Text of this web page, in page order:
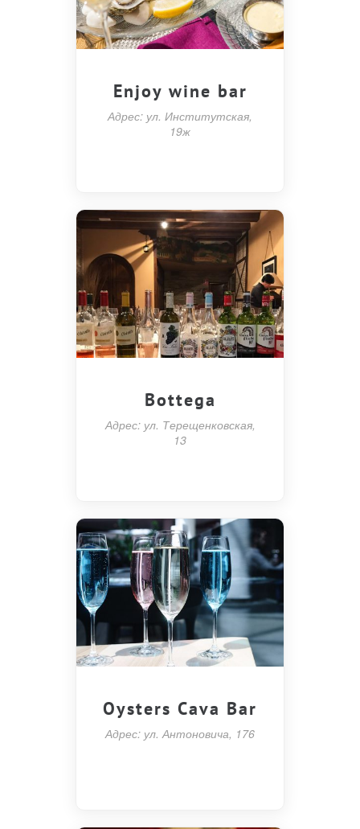
Enjoy wine bar
Адрес: ул. Институтская,
19ж
Bottega
Адрес: ул. Терещенковская,
13
Oysters Cava Bar
Адрес: ул. Антоновича, 176